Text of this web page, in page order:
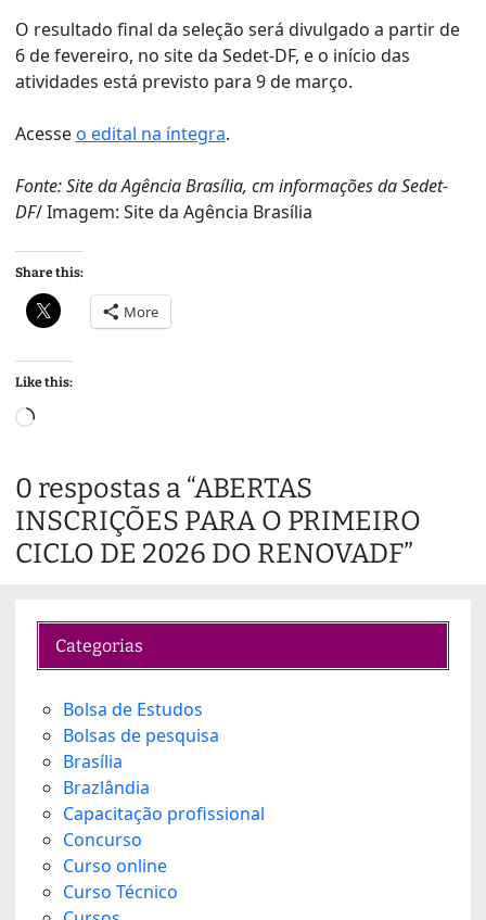
O resultado final da seleção será divulgado a partir de
6 de fevereiro, no site da Sedet-DF, e o início das
atividades está previsto para 9 de março.
Acesseo edital na íntegra.
Fonte: Site da Agência Brasília, cm informações da Sedet-
DF/ Imagem: Site da Agência Brasília
Share this:
More
Like this:
L
d
i
n
0 respostas a “ABERTAS
INSCRIÇÕES PARA O PRIMEIRO
CICLO DE 2026 DO RENOVADF”
Categorias
Bolsa de Estudos
Bolsas de pesquisa
Brasília
Brazlândia
Capacitação profissional
Concurso
Curso online
Curso Técnico